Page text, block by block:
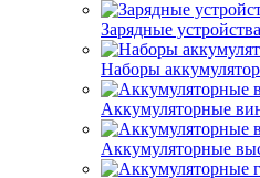
Зарядные
Наборы
Аккумуляторные
Аккумуляторные